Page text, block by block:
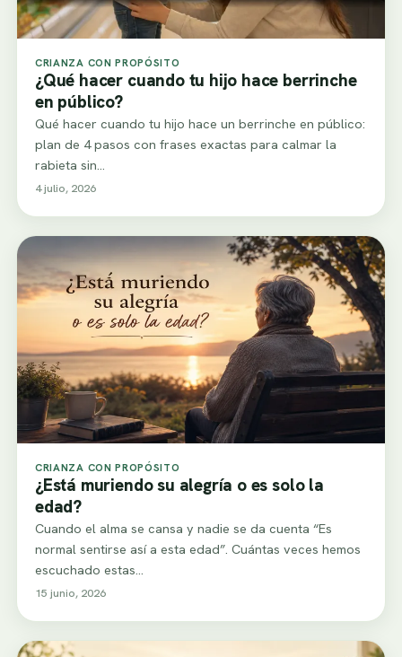
CRIANZA CON PROPÓSITO
¿Qué hacer cuando tu hijo hace berrinche
en público?
Qué hacer cuando tu hijo hace un berrinche en público:
plan de 4 pasos con frases exactas para calmar la
rabieta sin…
4 julio, 2026
CRIANZA CON PROPÓSITO
¿Está muriendo su alegría o es solo la
edad?
Cuando el alma se cansa y nadie se da cuenta “Es
normal sentirse así a esta edad”. Cuántas veces hemos
escuchado estas…
15 junio, 2026